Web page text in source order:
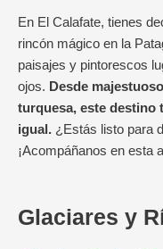
En El Calafate, tienes
rincón mágico en la
paisajes y pintorescos
ojos. Desde
turquesa, este destino
igual. ¿Estás listo para
¡Acompáñanos en esta
Glaciares y